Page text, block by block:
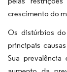
crescimento do
Os distúrbios
principais
Sua prevalência